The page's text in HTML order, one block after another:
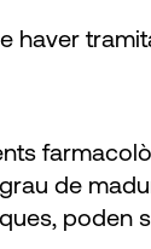
de
poden